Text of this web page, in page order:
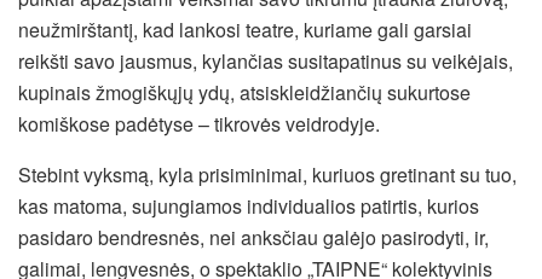
neužmirštantį, kad lankosi teatre, kuriame gali garsiai
reikšti savo jausmus, kylančias susitapatinus su veikėjais,
kupinais žmogiškųjų ydų, atsiskleidžiančių sukurtose
komiškose padėtyse – tikrovės veidrodyje.
Stebint vyksmą, kyla prisiminimai, kuriuos gretinant su tuo,
kas matoma, sujungiamos individualios patirtis, kurios
pasidaro bendresnės, nei anksčiau galėjo pasirodyti, ir,
galimai, lengvesnės, o spektaklio „TAIPNE“ kolektyvinis